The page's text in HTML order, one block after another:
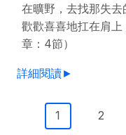
在曠野，去找那失
歡歡喜喜地扛在肩
章：4節）
詳細閱讀►
Pagination目前頁面
1 Page
2